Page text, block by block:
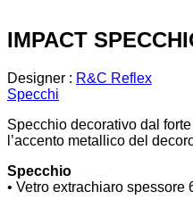
IMPACT
Designer : R&C Reflex
Specchi
Specchio decorativo dal
l’accento metallico del
Specchio
• Vetro extrachiaro spessore